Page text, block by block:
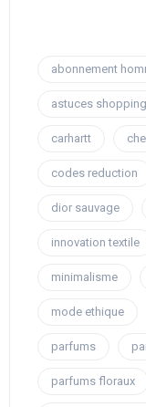
abonnement
astuces shopping
carhartt
codes reduction
dior sauvage
innovation textile
minimalisme
mode ethique
parfums
parfums floraux